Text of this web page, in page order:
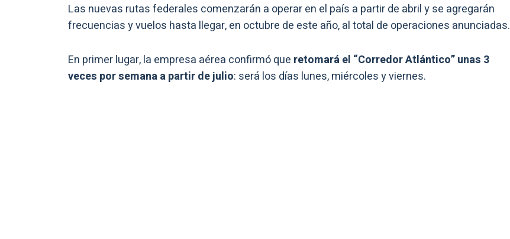
Las nuevas rutas federales comenzarán a operar en el país a partir de abril y se agregarán
frecuencias y vuelos hasta llegar, en octubre de este año, al total de operaciones anunciadas.
En primer lugar, la empresa aérea confirmó que retomará el “Corredor Atlántico” unas 3
veces por semana a partir de julio: será los días lunes, miércoles y viernes.